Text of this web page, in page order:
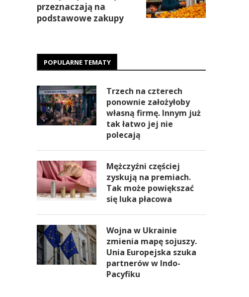
przeznaczają na
podstawowe zakupy
POPULARNE TEMATY
Trzech na czterech
ponownie założyłoby
własną firmę. Innym już
tak łatwo jej nie
polecają
Mężczyźni częściej
zyskują na premiach.
Tak może powiększać
się luka płacowa
Wojna w Ukrainie
zmienia mapę sojuszy.
Unia Europejska szuka
partnerów w Indo-
Pacyfiku